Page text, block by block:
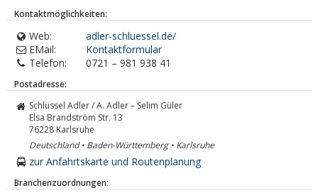
Kontaktmöglichkeiten:
Web:
adler-schluessel.de/
EMail:
Kontaktformular
Telefon:
0721 – 981 938 41
Postadresse:
Schlüssel Adler / A. Adler – Selim Güler
Elsa Brandström Str. 13
76228 Karlsruhe
Deutschland • Baden-Württemberg • Karlsruhe
zur Anfahrtskarte und Routenplanung
Branchenzuordnungen: